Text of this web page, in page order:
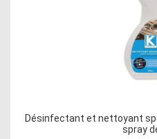
Désinfectant et nettoyant
spray